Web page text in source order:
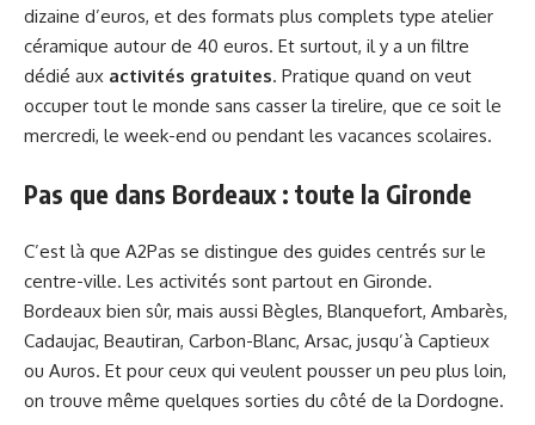
dizaine d’euros, et des formats plus complets type atelier
céramique autour de 40 euros. Et surtout, il y a un filtre
dédié aux activités gratuites. Pratique quand on veut
occuper tout le monde sans casser la tirelire, que ce soit le
mercredi, le week-end ou pendant les vacances scolaires.
Pas que dans Bordeaux : toute la Gironde
C’est là que A2Pas se distingue des guides centrés sur le
centre-ville. Les activités sont partout en Gironde.
Bordeaux bien sûr, mais aussi Bègles, Blanquefort, Ambarès,
Cadaujac, Beautiran, Carbon-Blanc, Arsac, jusqu’à Captieux
ou Auros. Et pour ceux qui veulent pousser un peu plus loin,
on trouve même quelques sorties du côté de la Dordogne.